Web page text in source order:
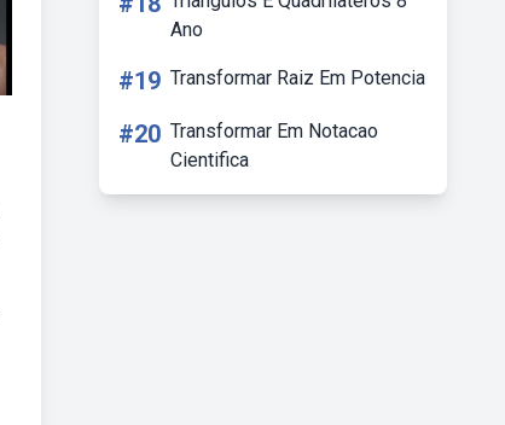
Ano
#19 Transformar Raiz Em Potencia
#20 Transformar Em Notacao
Cientifica